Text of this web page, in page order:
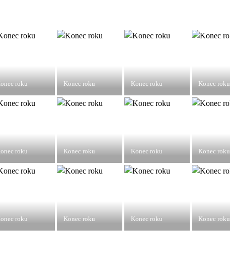
roku Konec roku Konec roku Konec roku
roku Konec roku Konec roku Konec roku
roku Konec roku Konec roku Konec roku